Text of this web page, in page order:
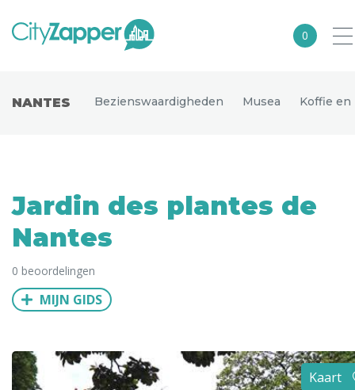
0
Europa
Noord-Amerika
Azië
Andere wereldsteden
Alle steden
NANTES Bezienswaardigheden Musea Koffie en
Jardin des plantes de
Nantes
0 beoordelingen
MIJN GIDS
Kaart